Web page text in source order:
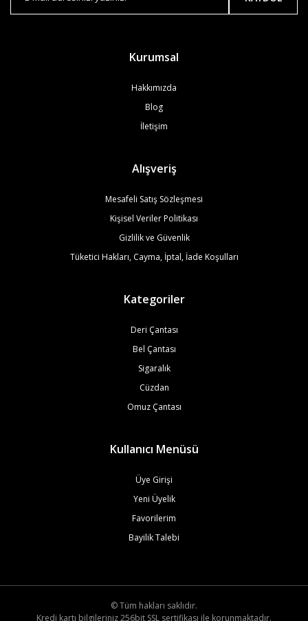
Kurumsal
Hakkımızda
Blog
İletişim
Alışveriş
Mesafeli Satış Sözleşmesi
Kişisel Veriler Politikası
Gizlilik ve Güvenlik
Tüketici Hakları, Cayma, İptal, İade Koşulları
Kategoriler
Deri Çantası
Bel Çantası
Sigaralık
Cüzdan
Omuz Çantası
Kullanıcı Menüsü
Üye Girişi
Yeni Üyelik
Favorilerim
Bayilik Talebi
© Tüm hakları saklıdır.
Kredi kartı bilgileriniz 256bit SSL sertifikası ile korunmaktadır.